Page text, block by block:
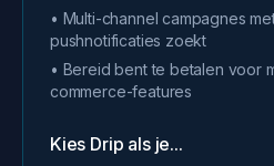
• Multi-channel campagnes
pushnotificaties zoekt
• Bereid bent te betalen voor
commerce-features
Kies Drip als je...